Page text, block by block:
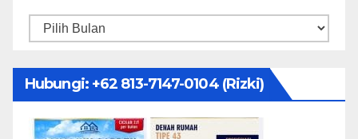
Arsip
Hubungi: ‪+62 813-7147-0104‬ (Rizki)